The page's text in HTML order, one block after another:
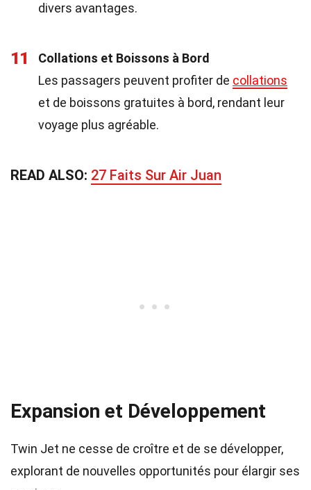
divers avantages.
11
Collations et Boissons à Bord
Les passagers peuvent profiter de collations
et de boissons gratuites à bord, rendant leur
voyage plus agréable.
READ ALSO: 27 Faits Sur Air Juan
Expansion et Développement
Twin Jet ne cesse de croître et de se développer,
explorant de nouvelles opportunités pour élargir ses